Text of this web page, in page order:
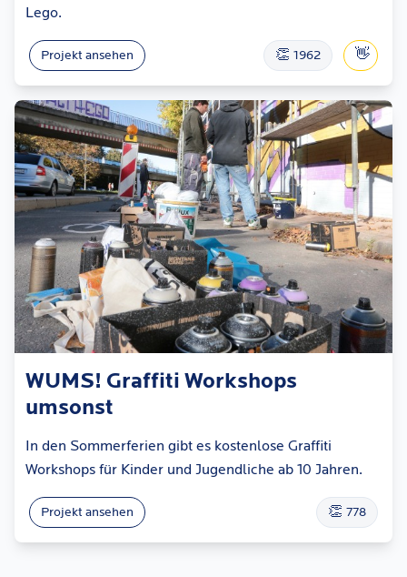
Lego.
Projekt ansehen 👏 1962 👋
WUMS! Graffiti Workshops
umsonst
In den Sommerferien gibt es kostenlose Graffiti
Workshops für Kinder und Jugendliche ab 10 Jahren.
Projekt ansehen 👏 778